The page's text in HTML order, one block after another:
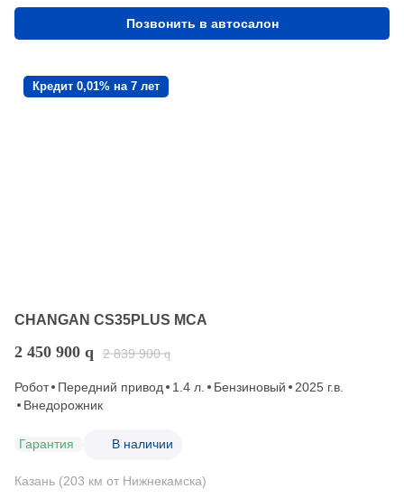
Позвонить в автосалон
Кредит 0,01% на 7 лет
CHANGAN CS35PLUS MCA
2 450 900 q 2 839 900 q
Робот Передний привод 1.4 л. Бензиновый
2025 г.в.
Внедорожник
Гарантия В наличии
Казань (203 км от Нижнекамска)